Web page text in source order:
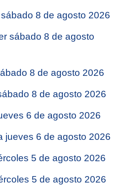
8 de agosto 2026
sábado 8 de agosto
8 de agosto 2026
8 de agosto 2026
6 de agosto 2026
jueves 6 de agosto 2026
5 de agosto 2026
5 de agosto 2026